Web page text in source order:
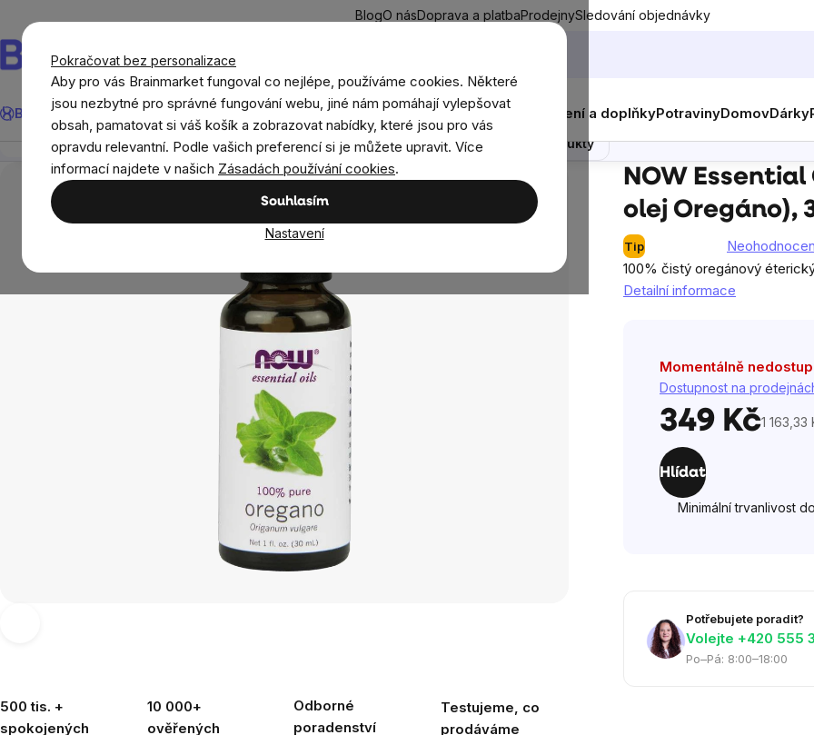
Pokračovat bez personalizace
Aby pro vás Brainmarket fungoval co nejlépe, používáme cookies. Některé
jsou nezbytné pro správné fungování webu, jiné nám pomáhají vylepšovat
obsah, pamatovat si váš košík a zobrazovat nabídky, které jsou pro vás
opravdu relevantní. Podle vašich preferencí si je můžete upravit. Více
informací najdete v našich Zásadách používání cookies.
Souhlasím
Nastavení
obsah
BlogO násDoprava a platbaProdejnySledování objednávky
Hledat
BrainMax®
Léto Ušetři CíleDoplňky stravy a výživaNovinkyMužiŽenyDěti Oblečení a doplňkyPotravinyDomovDárky
Domov Aromaterapie Éterické a esenciální vonné oleje NOW Essential Oil, Oregano oil (éterický olej
NOW
olej Oregáno),
Tip
Průměrné
hodnocení
produktu
hvězdiček.
500 tis. +
spokojených
10 000+
ověřených
Odborné
poradenství
Testujeme, co
prodáváme
100% čistý oregánový
Detailní informace
Momentálně
Dostupnost na
349 KčMěrná
1 163,33
Hlídat
Minimální trvanlivost
Potřebujete poradit?
Volejte ‭+420 555
Po–Pá: 8:00–18:00
NOW Essential Oil, Oregano oil (éterický olej Oregáno), 30 ml
Přehled Popis Související produkty Recenze Poradna Podobné produkty